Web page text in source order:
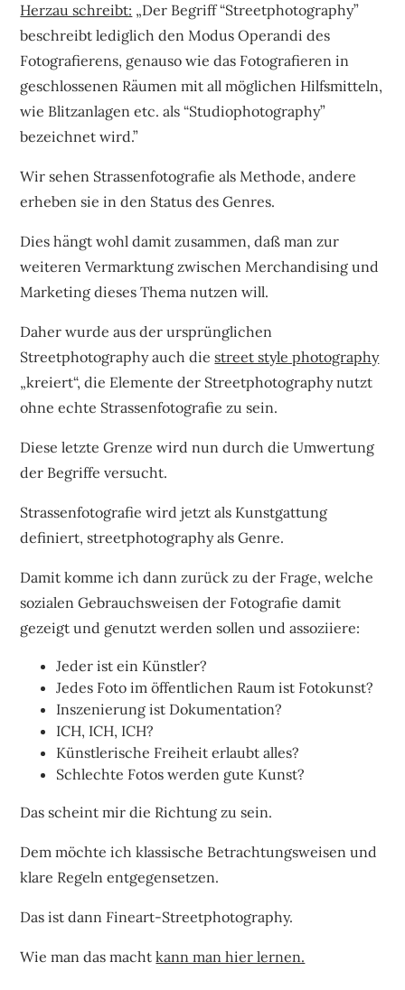
Herzau schreibt: „Der Begriff “Streetphotography”
beschreibt lediglich den Modus Operandi des
Fotografierens, genauso wie das Fotografieren in
geschlossenen Räumen mit all möglichen Hilfsmitteln,
wie Blitzanlagen etc. als “Studiophotography”
bezeichnet wird.”
Wir sehen Strassenfotografie als Methode, andere
erheben sie in den Status des Genres.
Dies hängt wohl damit zusammen, daß man zur
weiteren Vermarktung zwischen Merchandising und
Marketing dieses Thema nutzen will.
Daher wurde aus der ursprünglichen
Streetphotography auch diestreet style photography
„kreiert“, die Elemente der Streetphotography nutzt
ohne echte Strassenfotografie zu sein.
Diese letzte Grenze wird nun durch die Umwertung
der Begriffe versucht.
Strassenfotografie wird jetzt als Kunstgattung
definiert, streetphotography als Genre.
Damit komme ich dann zurück zu der Frage, welche
sozialen Gebrauchsweisen der Fotografie damit
gezeigt und genutzt werden sollen und assoziiere:
Jeder ist ein Künstler?
Jedes Foto im öffentlichen Raum ist Fotokunst?
Inszenierung ist Dokumentation?
ICH, ICH, ICH?
Künstlerische Freiheit erlaubt alles?
Schlechte Fotos werden gute Kunst?
Das scheint mir die Richtung zu sein.
Dem möchte ich klassische Betrachtungsweisen und
klare Regeln entgegensetzen.
Das ist dann Fineart-Streetphotography.
Wie man das machtkann man hier lernen.